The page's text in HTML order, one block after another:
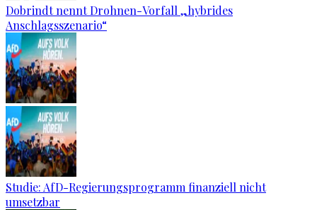
Dobrindt nennt Drohnen-Vorfall „hybrides
Anschlagsszenario“
Studie: AfD-Regierungsprogramm finanziell nicht
umsetzbar